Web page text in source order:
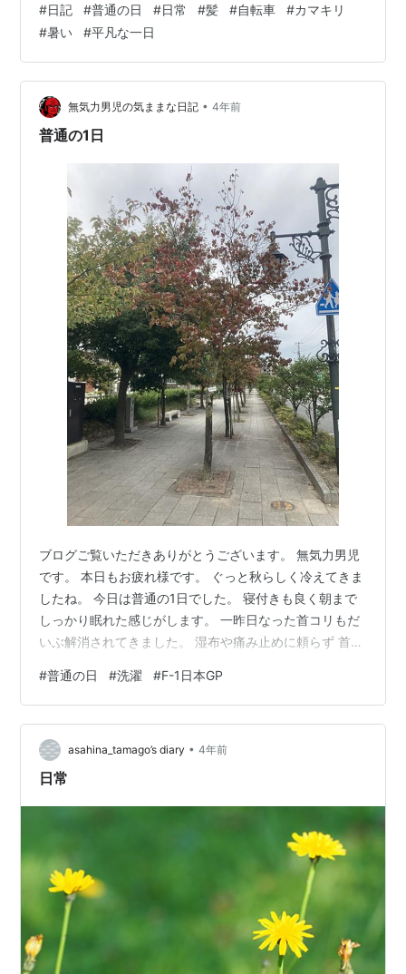
#日記 #普通の日 #日常 #髪 #自転車 #カマキリ
#暑い #平凡な一日
無気力男児の気ままな日記 • 4年前
普通の1日
ブログご覧いただきありがとうございます。 無気力男児
です。 本日もお疲れ様です。 ぐっと秋らしく冷えてきま
したね。 今日は普通の1日でした。 寝付きも良く朝まで
しっかり眠れた感じがします。 一昨日なった首コリもだ
いぶ解消されてきました。 湿布や痛み止めに頼らず 首の
ます。 朝食後は、洗濯機を回しつつ 朝散歩に出かけるこ
とができました。 洗濯は干す・たたむを含めると1時間か
かりました。 この時間がちょっと苦痛なので radikoで
FM放送を聴きながら行ってみました。 でもあまりストレ
スは低減しませんでした。 ラジオに気を取られずに 干す
#普通の日 #洗濯 #F-1日本GP
asahina_tamago’s diary • 4年前
日常